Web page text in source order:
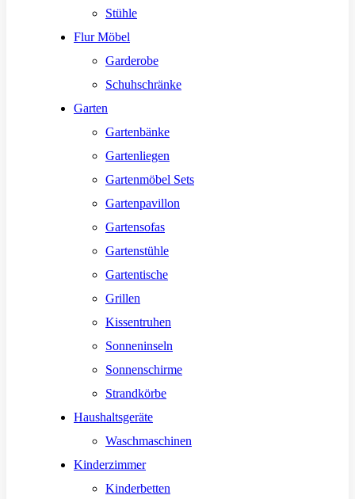
Stühle
Flur Möbel
Garderobe
Schuhschränke
Garten
Gartenbänke
Gartenliegen
Gartenmöbel Sets
Gartenpavillon
Gartensofas
Gartenstühle
Gartentische
Grillen
Kissentruhen
Sonneninseln
Sonnenschirme
Strandkörbe
Haushaltsgeräte
Waschmaschinen
Kinderzimmer
Kinderbetten